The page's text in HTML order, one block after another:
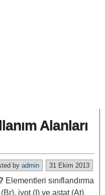
Alanları
31 Ekim 2013
by admin
Elementleri sınıflandırma
iyot (I) ve astat (At)